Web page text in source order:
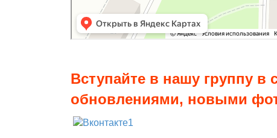
Вступайте в нашу группу в
обновлениями, новыми